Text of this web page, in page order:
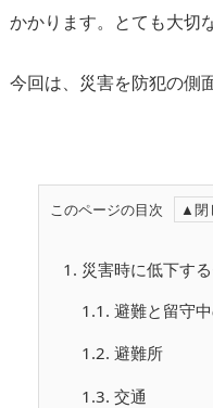
かかります。とても大切
今回は、災害を防犯の側
このページの目次
1. 災害時に低下す
1.1. 避難と留守
1.2. 避難所
1.3. 交通